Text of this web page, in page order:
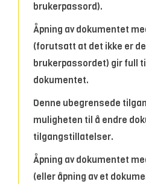
brukerpassord).
Åpning av dokumentet
(forutsatt at det ikke er
brukerpassordet) gir full
dokumentet.
Denne ubegrensede
muligheten til å endre
tilgangstillatelser.
Åpning av dokumentet
(eller åpning av et